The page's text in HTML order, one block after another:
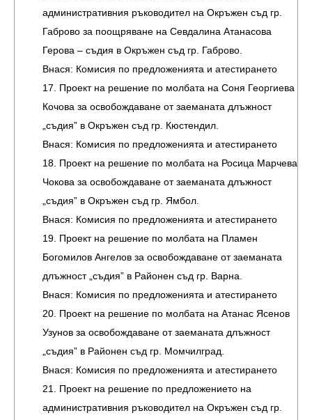
административния ръководител на Окръжен съд гр.
Габрово за поощряване на Севдалина Атанасова
Герова – съдия в Окръжен съд гр. Габрово.
Внася: Комисия по предложенията и атестирането
17. Проект на решение по молбата на Соня Георгиева
Кочова за освобождаване от заеманата длъжност
„съдия” в Окръжен съд гр. Кюстендил.
Внася: Комисия по предложенията и атестирането
18. Проект на решение по молбата на Росица Марчева
Чокова за освобождаване от заеманата длъжност
„съдия” в Окръжен съд гр. Ямбол.
Внася: Комисия по предложенията и атестирането
19. Проект на решение по молбата на Пламен
Богомилов Ангелов за освобождаване от заеманата
длъжност „съдия” в Районен съд гр. Варна.
Внася: Комисия по предложенията и атестирането
20. Проект на решение по молбата на Атанас Ясенов
Узунов за освобождаване от заеманата длъжност
„съдия” в Районен съд гр. Момчилград.
Внася: Комисия по предложенията и атестирането
21. Проект на решение по предложението на
административния ръководител на Окръжен съд гр.